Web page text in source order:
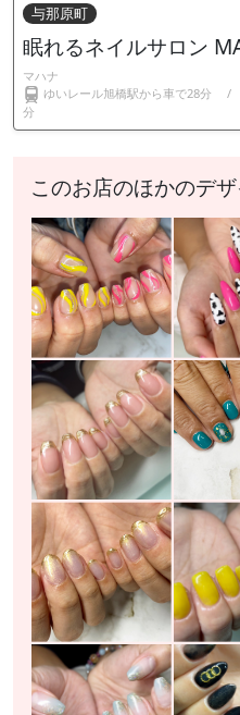
与那原町
眠れるネイルサロン
マハナ
ゆいレール旭橋駅から車で28分
/
分
このお店のほかのデ